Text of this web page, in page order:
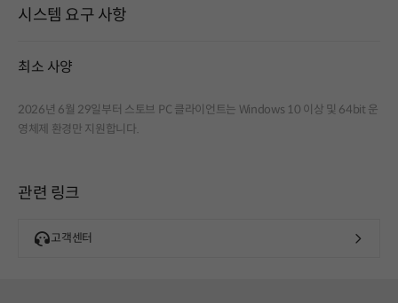
시스템 요구 사항
최소 사양
2026년 6월 29일부터 스토브 PC 클라이언트는 Windows 10 이상 및 64bit 운
영체제 환경만 지원합니다.
관련 링크
고객센터